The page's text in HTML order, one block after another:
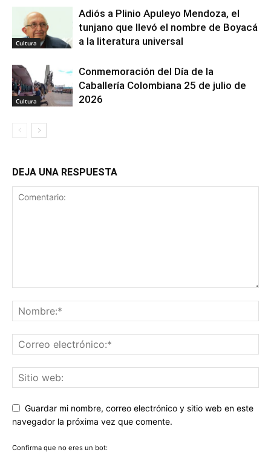
Cultura
Adiós a Plinio Apuleyo Mendoza, el
tunjano que llevó el nombre de Boyacá
a la literatura universal
Cultura
Conmemoración del Día de la
Caballería Colombiana 25 de julio de
2026
DEJA UNA RESPUESTA
Guardar mi nombre, correo electrónico y sitio web en este
navegador la próxima vez que comente.
Confirma que no eres un bot: